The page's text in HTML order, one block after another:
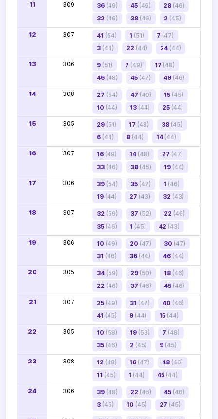
11 309 36 (49) 45 (49) 28 (46)
32 (46) 38 (46) 2 (45)
12 307 41 (54) 1 (51) 7 (47)
3 (44) 22 (44) 24 (44)
13 306 9 (51) 7 (49) 17 (48)
46 (48) 45 (47) 49 (46)
14 308 27 (54) 47 (49) 15 (45)
10 (44) 13 (44) 25 (44)
15 305 29 (51) 17 (48) 38 (45)
6 (44) 8 (44) 14 (44)
16 307 16 (49) 14 (48) 27 (47)
33 (46) 38 (45) 19 (44)
17 306 39 (54) 35 (47) 1 (46)
19 (44) 27 (43) 32 (43)
18 307 32 (59) 37 (52) 22 (46)
35 (46) 1 (45) 42 (43)
19 306 10 (49) 20 (47) 30 (47)
31 (46) 36 (44) 46 (44)
20 305 34 (59) 29 (50) 18 (46)
22 (46) 37 (46) 45 (46)
21 307 25 (49) 31 (47) 40 (46)
41 (45) 9 (44) 15 (44)
22 305 10 (58) 19 (53) 7 (48)
35 (46) 2 (45) 9 (45)
23 308 12 (48) 16 (47) 48 (46)
11 (45) 1 (44) 45 (44)
24 306 39 (48) 22 (46) 45 (46)
3 (45) 10 (45) 27 (45)